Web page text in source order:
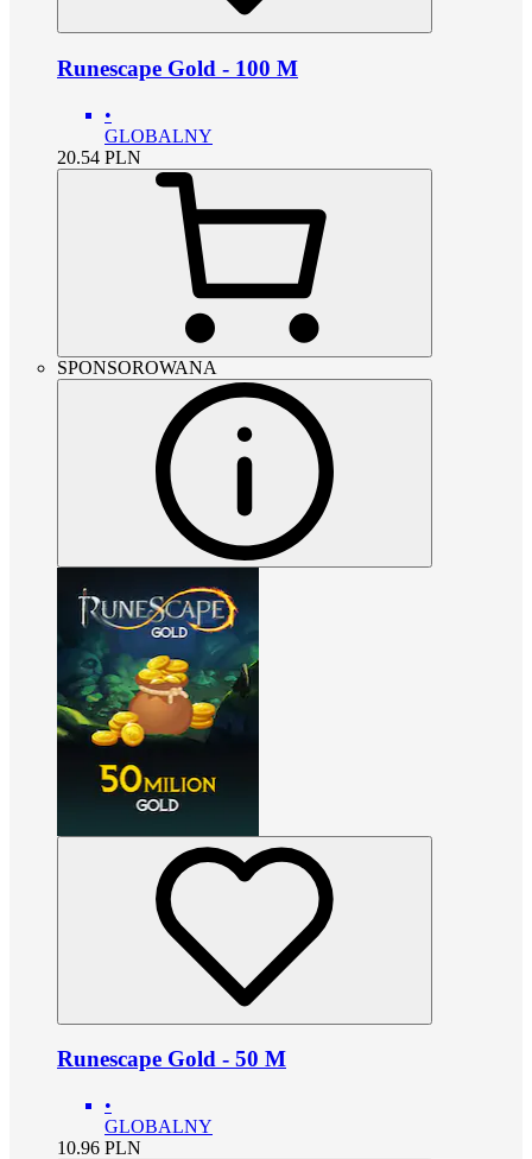
Runescape Gold - 100 M
•
GLOBALNY
20.54 PLN
SPONSOROWANA
Runescape Gold - 50 M
•
GLOBALNY
10.96 PLN